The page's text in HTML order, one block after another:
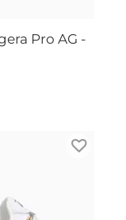
Pro AG -